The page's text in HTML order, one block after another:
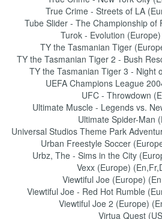
True Crime - Streets of LA
Tube Slider - The Championship of
Turok - Evolution
TY the Tasmanian Tiger
TY the Tasmanian Tiger 2 - Bush
TY the Tasmanian Tiger 3 - Night
UEFA Champions League
UFC - Throwdown
Ultimate Muscle - Legends vs.
Ultimate Spider-Man
Universal Studios Theme Park
Urban Freestyle Soccer
Urbz, The - Sims in the City
Vexx (Europe)
Viewtiful Joe (Europe)
Viewtiful Joe - Red Hot Rumble
Viewtiful Joe 2 (Europe)
Virtua Quest